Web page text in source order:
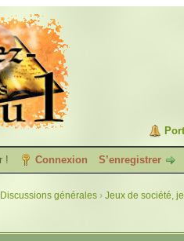
! Connexion S’enregistrer
Discussions générales › Jeux de société,